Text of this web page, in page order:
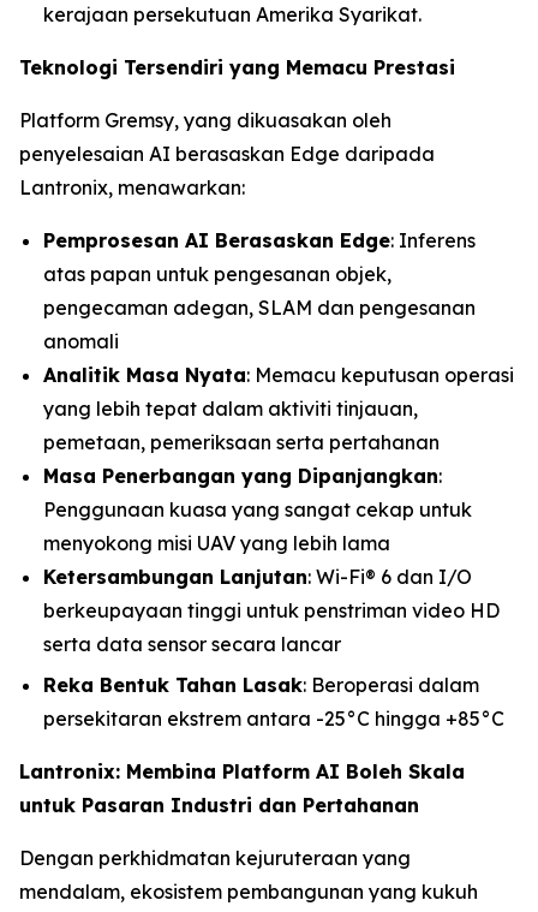
kerajaan persekutuan Amerika Syarikat.
Teknologi Tersendiri yang Memacu Prestasi
Platform Gremsy, yang dikuasakan oleh
penyelesaian AI berasaskan Edge daripada
Lantronix, menawarkan:
Pemprosesan AI Berasaskan Edge: Inferens
atas papan untuk pengesanan objek,
pengecaman adegan, SLAM dan pengesanan
anomali
Analitik Masa Nyata: Memacu keputusan operasi
yang lebih tepat dalam aktiviti tinjauan,
pemetaan, pemeriksaan serta pertahanan
Masa Penerbangan yang Dipanjangkan:
Penggunaan kuasa yang sangat cekap untuk
menyokong misi UAV yang lebih lama
Ketersambungan Lanjutan: Wi-Fi® 6 dan I/O
berkeupayaan tinggi untuk penstriman video HD
serta data sensor secara lancar
Reka Bentuk Tahan Lasak: Beroperasi dalam
persekitaran ekstrem antara -25°C hingga +85°C
Lantronix: Membina Platform AI Boleh Skala
untuk Pasaran Industri dan Pertahanan
Dengan perkhidmatan kejuruteraan yang
mendalam, ekosistem pembangunan yang kukuh